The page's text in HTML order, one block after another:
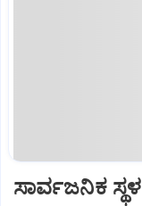
ಸಾರ್ವಜನಿಕ